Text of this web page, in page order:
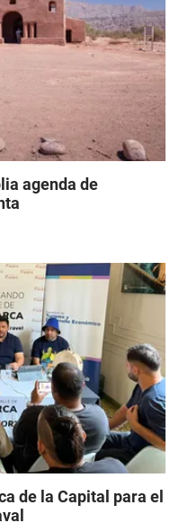
agenda de
de la Capital para el